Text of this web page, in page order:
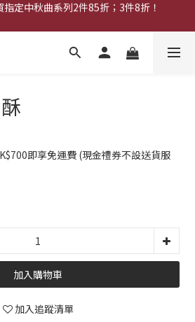
：購買中秋禮券可享8折優惠
定中秋曲系列2件85折；3件8折！
現金禮券買20張送2張！
即享免運費 (現金禮券不設送貨服
加入購物車
加入追蹤清單